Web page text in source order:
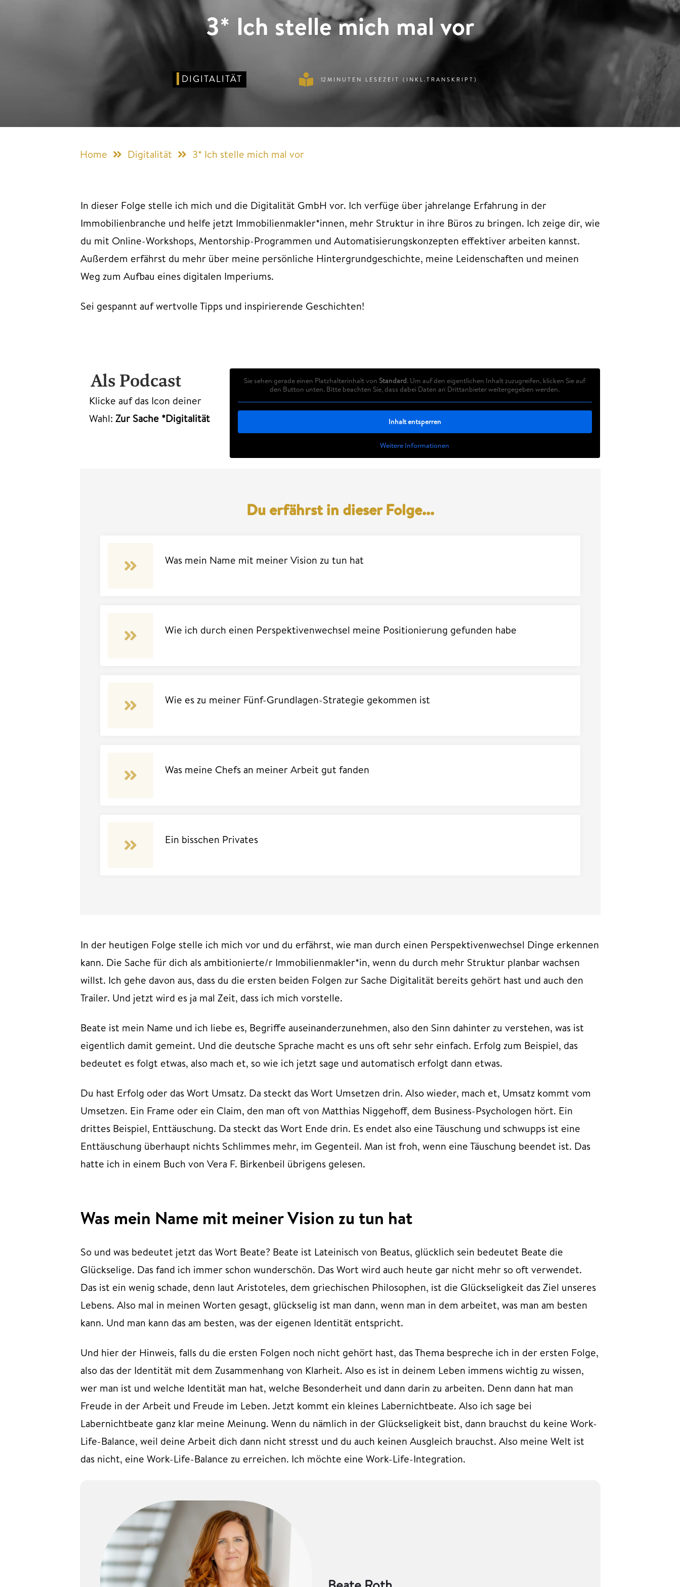
3* Ich stelle mich mal vor
DIGITALITÄT 12MINUTEN LESEZEIT (INKL.TRANSKRIPT)
Home Digitalität 3* Ich stelle mich mal vor
In dieser Folge stelle ich mich und die Digitalität GmbH vor. Ich verfüge über jahrelange Erfahrung in der
Immobilienbranche und helfe jetzt Immobilienmakler*innen, mehr Struktur in ihre Büros zu bringen. Ich zeige dir, wie
du mit Online-Workshops, Mentorship-Programmen und Automatisierungskonzepten effektiver arbeiten kannst.
Außerdem erfährst du mehr über meine persönliche Hintergrundgeschichte, meine Leidenschaften und meinen
Weg zum Aufbau eines digitalen Imperiums.
Sei gespannt auf wertvolle Tipps und inspirierende Geschichten!
Als Podcast
Klicke auf das Icon deiner
Wahl: Zur Sache *Digitalität
Sie sehen gerade einen Platzhalterinhalt von Standard. Um auf den eigentlichen Inhalt zuzugreifen, klicken Sie auf
den Button unten. Bitte beachten Sie, dass dabei Daten an Drittanbieter weitergegeben werden.
Inhalt entsperren
Weitere Informationen
Du erfährst in dieser Folge...
Was mein Name mit meiner Vision zu tun hat
Wie ich durch einen Perspektivenwechsel meine Positionierung gefunden habe
Wie es zu meiner Fünf-Grundlagen-Strategie gekommen ist
Was meine Chefs an meiner Arbeit gut fanden
Ein bisschen Privates
In der heutigen Folge stelle ich mich vor und du erfährst, wie man durch einen Perspektivenwechsel Dinge erkennen
kann. Die Sache für dich als ambitionierte/r Immobilienmakler*in, wenn du durch mehr Struktur planbar wachsen
willst. Ich gehe davon aus, dass du die ersten beiden Folgen zur Sache Digitalität bereits gehört hast und auch den
Trailer. Und jetzt wird es ja mal Zeit, dass ich mich vorstelle.
Beate ist mein Name und ich liebe es, Begriffe auseinanderzunehmen, also den Sinn dahinter zu verstehen, was ist
eigentlich damit gemeint. Und die deutsche Sprache macht es uns oft sehr sehr einfach. Erfolg zum Beispiel, das
bedeutet es folgt etwas, also mach et, so wie ich jetzt sage und automatisch erfolgt dann etwas.
Du hast Erfolg oder das Wort Umsatz. Da steckt das Wort Umsetzen drin. Also wieder, mach et, Umsatz kommt vom
Umsetzen. Ein Frame oder ein Claim, den man oft von Matthias Niggehoff, dem Business-Psychologen hört. Ein
drittes Beispiel, Enttäuschung. Da steckt das Wort Ende drin. Es endet also eine Täuschung und schwupps ist eine
Enttäuschung überhaupt nichts Schlimmes mehr, im Gegenteil. Man ist froh, wenn eine Täuschung beendet ist. Das
hatte ich in einem Buch von Vera F. Birkenbeil übrigens gelesen.
Was mein Name mit meiner Vision zu tun hat
So und was bedeutet jetzt das Wort Beate? Beate ist Lateinisch von Beatus, glücklich sein bedeutet Beate die
Glückselige. Das fand ich immer schon wunderschön. Das Wort wird auch heute gar nicht mehr so oft verwendet.
Das ist ein wenig schade, denn laut Aristoteles, dem griechischen Philosophen, ist die Glückseligkeit das Ziel unseres
Lebens. Also mal in meinen Worten gesagt, glückselig ist man dann, wenn man in dem arbeitet, was man am besten
kann. Und man kann das am besten, was der eigenen Identität entspricht.
Und hier der Hinweis, falls du die ersten Folgen noch nicht gehört hast, das Thema bespreche ich in der ersten Folge,
also das der Identität mit dem Zusammenhang von Klarheit. Also es ist in deinem Leben immens wichtig zu wissen,
wer man ist und welche Identität man hat, welche Besonderheit und dann darin zu arbeiten. Denn dann hat man
Freude in der Arbeit und Freude im Leben. Jetzt kommt ein kleines Labernichtbeate. Also ich sage bei
Labernichtbeate ganz klar meine Meinung. Wenn du nämlich in der Glückseligkeit bist, dann brauchst du keine Work-
Life-Balance, weil deine Arbeit dich dann nicht stresst und du auch keinen Ausgleich brauchst. Also meine Welt ist
das nicht, eine Work-Life-Balance zu erreichen. Ich möchte eine Work-Life-Integration.